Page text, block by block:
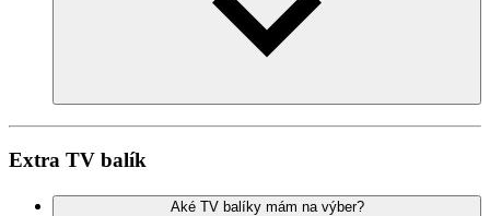
Extra TV balík
Aké TV balíky mám na výber?